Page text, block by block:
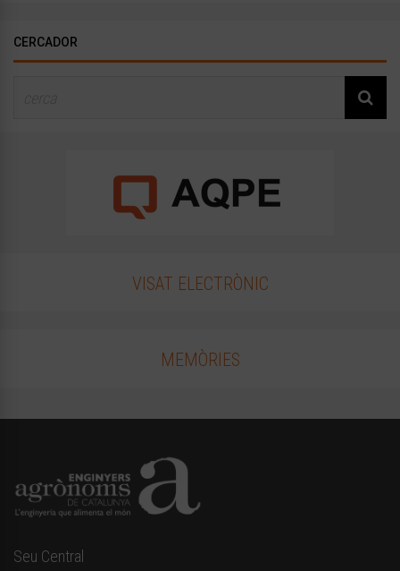
CERCADOR
VISAT ELECTRÒNIC
MEMÒRIES
Seu Central